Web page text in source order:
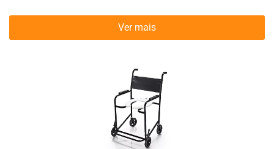
Ver mais